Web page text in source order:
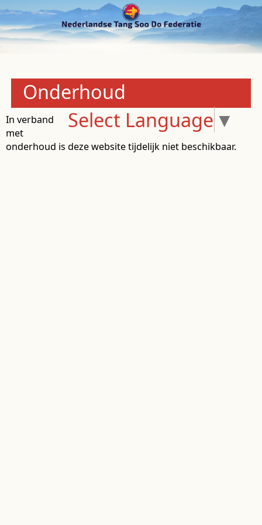
Onderhoud
Select Language ▼
In verband
met
onderhoud is deze website tijdelijk niet beschikbaar.